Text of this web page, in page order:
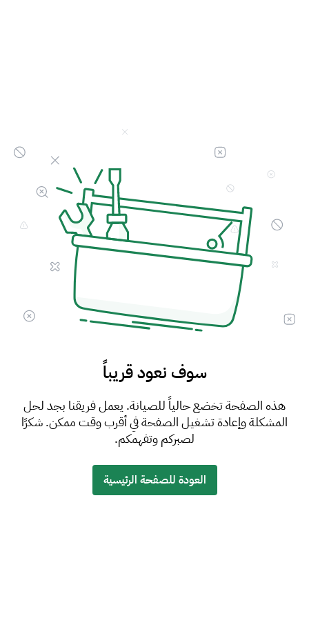
سوف نعود قريباً
هذه الصفحة تخضع حالياً للصيانة. يعمل فريقنا بجد لحل
المشكلة وإعادة تشغيل الصفحة في أقرب وقت ممكن. شكرًا
لصبركم وتفهمكم.
العودة للصفحة الرئيسية